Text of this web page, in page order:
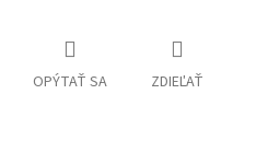
OPÝTAŤ SA ZDIEĽAŤ